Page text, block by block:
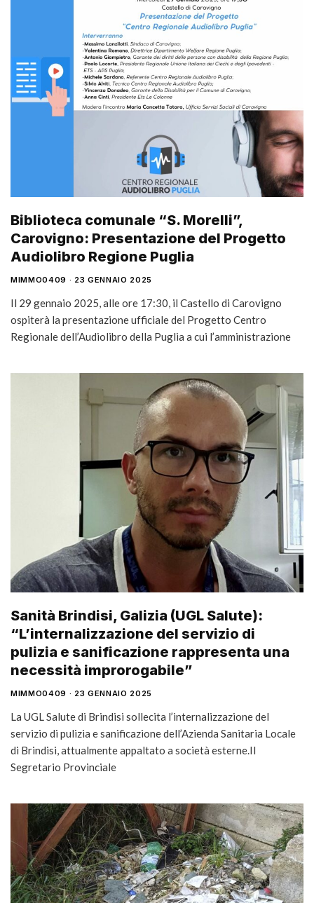
Biblioteca comunale “S. Morelli”,
Carovigno: Presentazione del Progetto
Audiolibro Regione Puglia
MIMMO0409 23 GENNAIO 2025
Il 29 gennaio 2025, alle ore 17:30, il Castello di Carovigno
ospiterà la presentazione ufficiale del Progetto Centro
Regionale dell’Audiolibro della Puglia a cui l’amministrazione
Sanità Brindisi, Galizia (UGL Salute):
“L’internalizzazione del servizio di
pulizia e sanificazione rappresenta una
necessità improrogabile”
MIMMO0409 23 GENNAIO 2025
La UGL Salute di Brindisi sollecita l’internalizzazione del
servizio di pulizia e sanificazione dell’Azienda Sanitaria Locale
di Brindisi, attualmente appaltato a società esterne.Il
Segretario Provinciale